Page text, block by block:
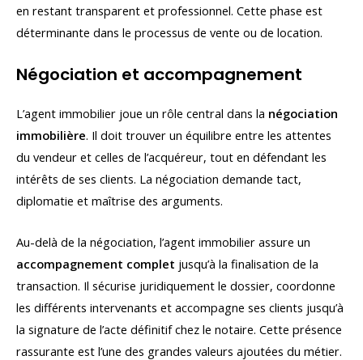
en restant transparent et professionnel. Cette phase est
déterminante dans le processus de vente ou de location.
Négociation et accompagnement
L’agent immobilier joue un rôle central dans la négociation
immobilière. Il doit trouver un équilibre entre les attentes
du vendeur et celles de l’acquéreur, tout en défendant les
intérêts de ses clients. La négociation demande tact,
diplomatie et maîtrise des arguments.
Au-delà de la négociation, l’agent immobilier assure un
accompagnement complet jusqu’à la finalisation de la
transaction. Il sécurise juridiquement le dossier, coordonne
les différents intervenants et accompagne ses clients jusqu’à
la signature de l’acte définitif chez le notaire. Cette présence
rassurante est l’une des grandes valeurs ajoutées du métier.